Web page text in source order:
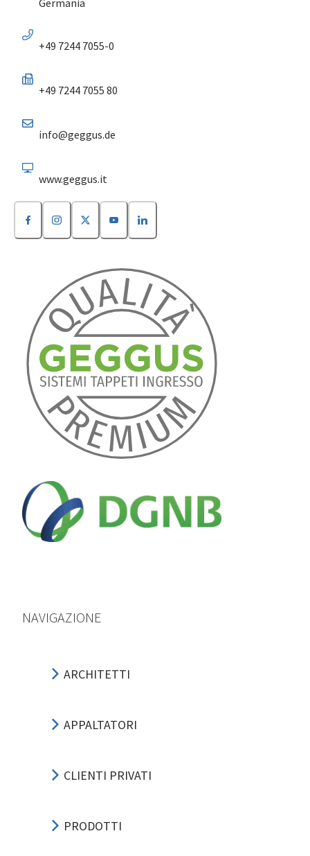
+49 7244 7055-0
+49 7244 7055 80
info@geggus.de
www.geggus.it
NAVIGAZIONE
ARCHITETTI
APPALTATORI
CLIENTI PRIVATI
PRODOTTI